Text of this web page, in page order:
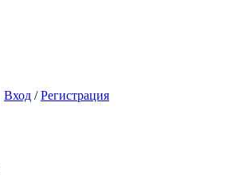
Вход /Регистрация